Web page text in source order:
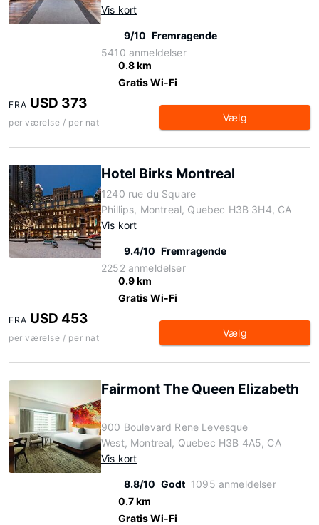
Vis kort
9/10 Fremragende
5410 anmeldelser
0.8 km
Gratis Wi-Fi
FRA USD 373
per værelse / per nat Vælg
Hotel Birks Montreal
1240 rue du Square
Phillips, Montreal, Quebec H3B 3H4, CA
Vis kort
9.4/10 Fremragende
2252 anmeldelser
0.9 km
Gratis Wi-Fi
FRA USD 453
per værelse / per nat Vælg
Fairmont The Queen Elizabeth
900 Boulevard Rene Levesque
West, Montreal, Quebec H3B 4A5, CA
Vis kort
8.8/10 Godt 1095 anmeldelser
0.7 km
Gratis Wi-Fi